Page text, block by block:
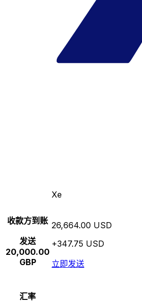
Xe
收款方到账
发送
20,000.00
GBP
26,664.00 USD
+347.75 USD
立即发送
汇率